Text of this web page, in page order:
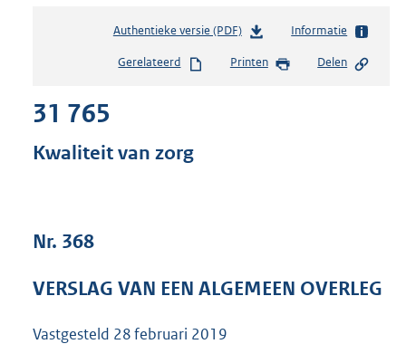
Authentieke versie (PDF)b
s
e
Informatie
Gerelateerd Printen Delen
31 765
Kwaliteit van zorg
Nr. 368
VERSLAG VAN EEN ALGEMEEN OVERLEG
Vastgesteld 28 februari 2019